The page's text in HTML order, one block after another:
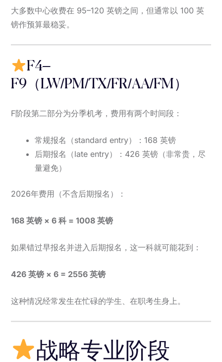
大多数中心收费在 95–120 英镑之间，但通常以 100 英
镑作预算最稳妥。
F4–
F9（LW/PM/TX/FR/AA/FM）
F阶段第二部分为分季机考，费用有两个时间段：
常规报名（standard entry）：168 英镑
后期报名（late entry）：426 英镑（非常贵，尽
量避免）
2026年费用（不含后期报名）：
168 英镑 × 6 科 = 1008 英镑
如果错过早报名并进入后期报名，这一科就可能花到：
426 英镑 × 6 = 2556 英镑
这种情况经常发生在忙碌的学生、在职考生身上。
战略专业阶段